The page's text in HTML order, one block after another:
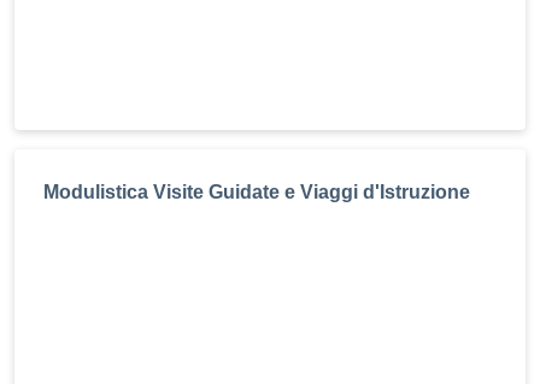
Modulistica Visite Guidate e Viaggi d'Istruzione